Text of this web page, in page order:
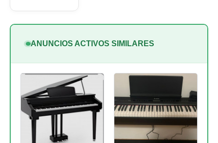
ANUNCIOS ACTIVOS SIMILARES